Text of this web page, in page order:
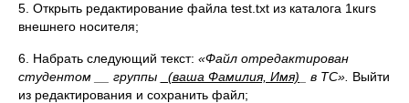
5. Открыть редактирование файла test.txt из каталога 1кurs
внешнего носителя;
6. Набрать следующий текст: «Файл отредактирован
студентом __ группы
_(ваша Фамилия, Имя) _ в TC». Выйти
из редактирования и сохранить файл;